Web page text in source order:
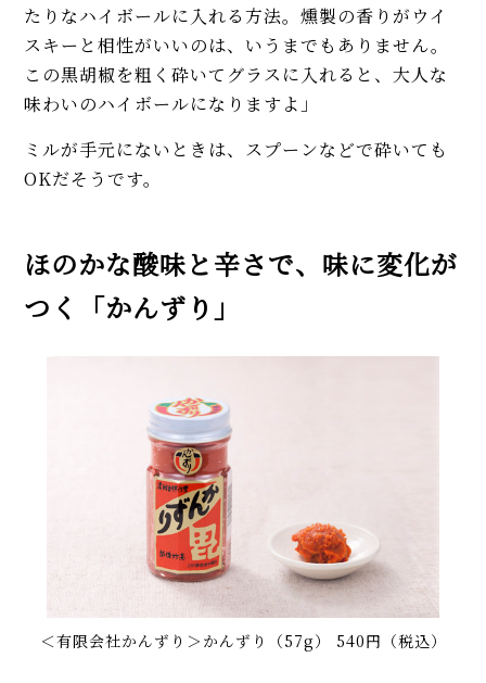
たりなハイボールに入れる方法。燻製の香りがウイ
スキーと相性がいいのは、いうまでもありません。
この黒胡椒を粗く砕いてグラスに入れると、大人な
味わいのハイボールになりますよ」
ミルが手元にないときは、スプーンなどで砕いても
OKだそうです。
ほのかな酸味と辛さで、味に変化が
つく「かんずり」
＜有限会社かんずり＞かんずり（57g） 540円（税込）